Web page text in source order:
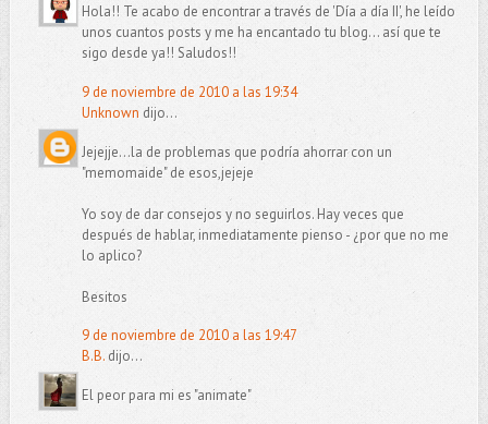
Hola!! Te acabo de encontrar a través de 'Día a día II', he leído
unos cuantos posts y me ha encantado tu blog... así que te
sigo desde ya!! Saludos!!
9 de noviembre de 2010 a las 19:34
Unknown dijo...
Jejejje...la de problemas que podría ahorrar con un
"memomaide" de esos,jejeje
Yo soy de dar consejos y no seguirlos. Hay veces que
después de hablar, inmediatamente pienso - ¿por que no me
lo aplico?
Besitos
9 de noviembre de 2010 a las 19:47
B.B.dijo...
El peor para mi es "animate"